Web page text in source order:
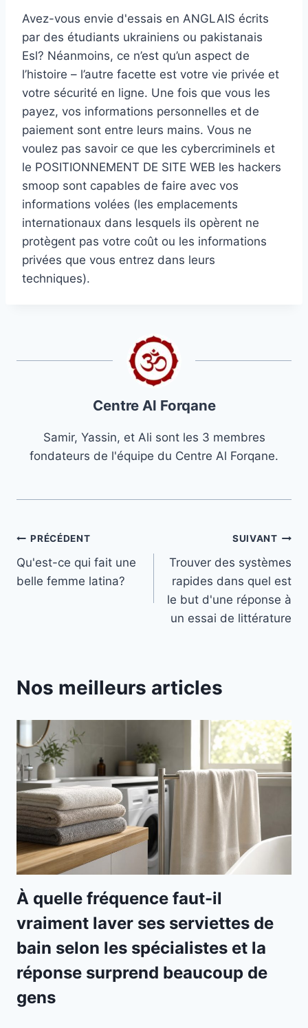
Avez-vous envie d'essais en ANGLAIS écrits
par des étudiants ukrainiens ou pakistanais
Esl? Néanmoins, ce n’est qu’un aspect de
l’histoire – l’autre facette est votre vie privée et
votre sécurité en ligne. Une fois que vous les
payez, vos informations personnelles et de
paiement sont entre leurs mains. Vous ne
voulez pas savoir ce que les cybercriminels et
le POSITIONNEMENT DE SITE WEB les hackers
smoop sont capables de faire avec vos
informations volées (les emplacements
internationaux dans lesquels ils opèrent ne
protègent pas votre coût ou les informations
privées que vous entrez dans leurs
techniques).
Centre Al Forqane
Samir, Yassin, et Ali sont les 3 membres
fondateurs de l'équipe du Centre Al Forqane.
Navigation
de
PRÉCÉDENT
Qu'est-ce qui fait une
belle femme latina?
SUIVANT
Trouver des systèmes
rapides dans quel est
le but d'une réponse à
un essai de littérature
Nos meilleurs articles
À quelle fréquence faut-il
vraiment laver ses serviettes de
bain selon les spécialistes et la
réponse surprend beaucoup de
gens